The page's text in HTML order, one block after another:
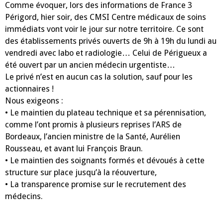
Comme évoquer, lors des informations de France 3
Périgord, hier soir, des CMSI Centre médicaux de soins
immédiats vont voir le jour sur notre territoire. Ce sont
des établissements privés ouverts de 9h à 19h du lundi au
vendredi avec labo et radiologie… Celui de Périgueux a
été ouvert par un ancien médecin urgentiste…
Le privé n’est en aucun cas la solution, sauf pour les
actionnaires !
Nous exigeons :
• Le maintien du plateau technique et sa pérennisation,
comme l’ont promis à plusieurs reprises l’ARS de
Bordeaux, l’ancien ministre de la Santé, Aurélien
Rousseau, et avant lui François Braun.
• Le maintien des soignants formés et dévoués à cette
structure sur place jusqu’à la réouverture,
• La transparence promise sur le recrutement des
médecins.